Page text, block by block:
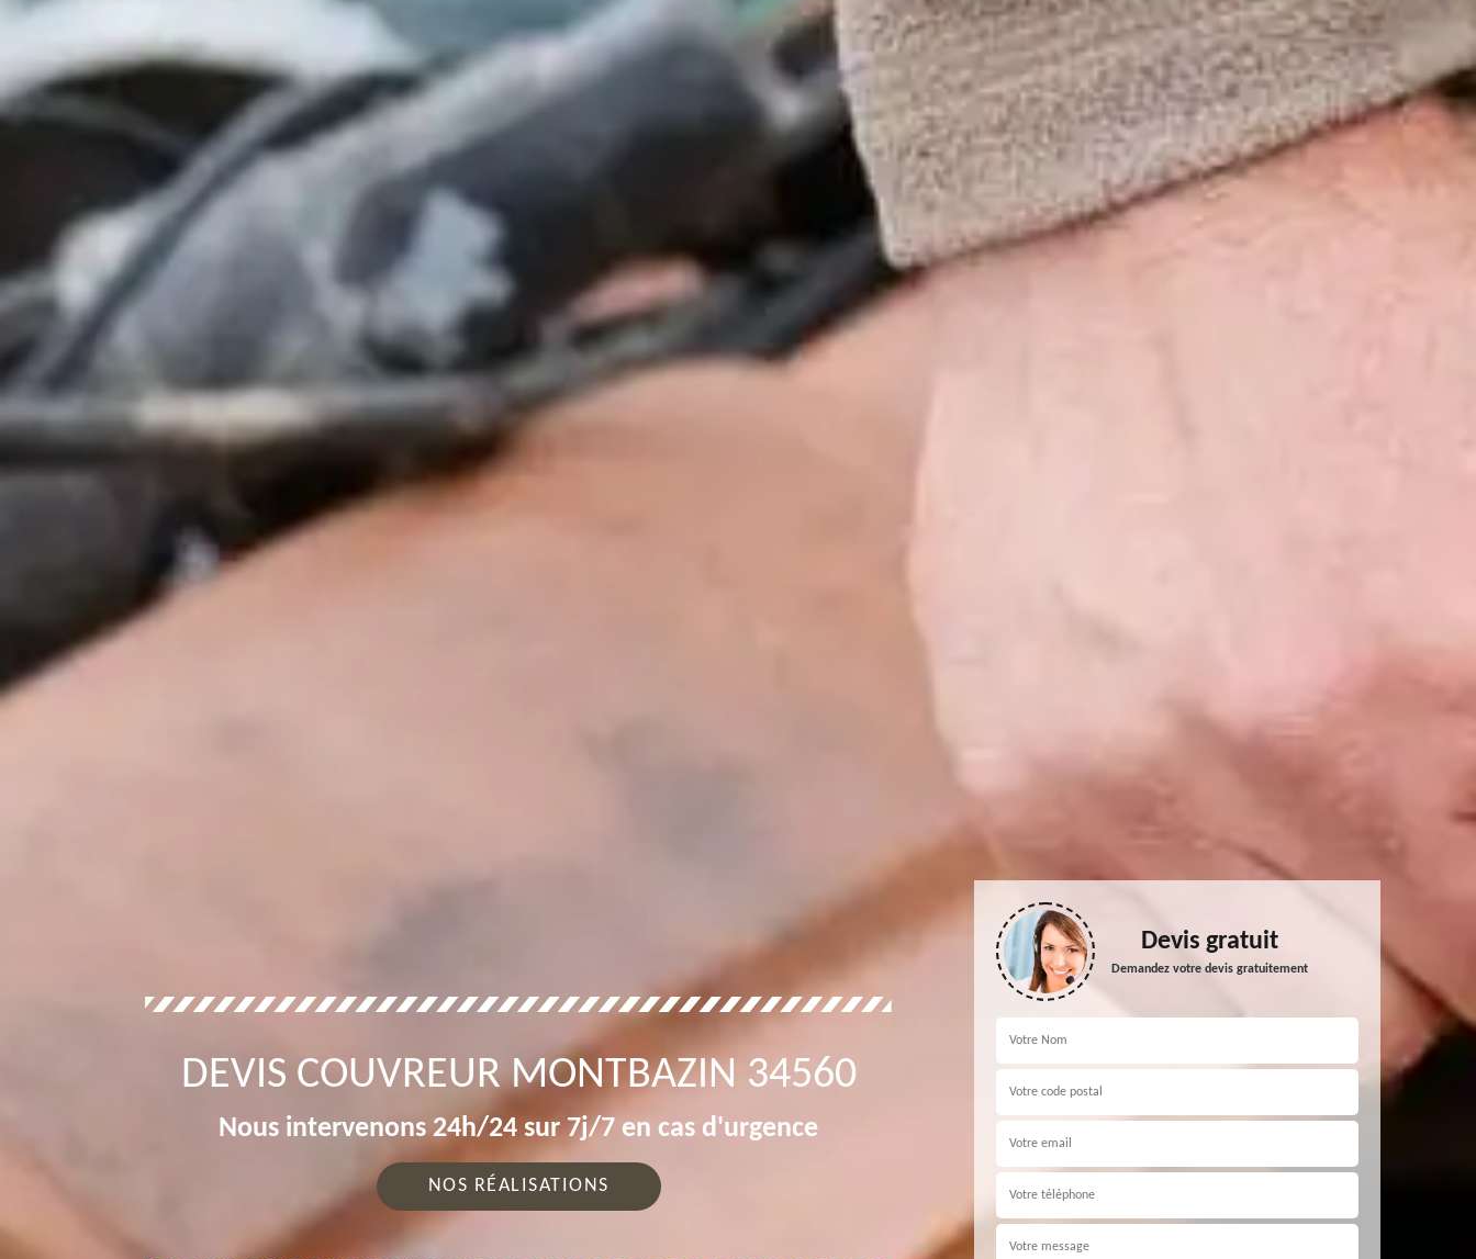
DEVIS COUVREUR MONTBAZIN 34560
Nous intervenons 24h/24 sur 7j/7 en cas d'urgence
NOS RÉALISATIONS
Devis gratuit
Demandez votre devis gratuitement